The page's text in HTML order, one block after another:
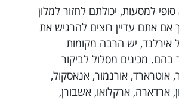
למסעות, יכולתם לחזור למלון
אם אתם עדיין רוצים להרגיש את
אירלנד, יש הרבה מקומות
מכינים מסלול לביקור
אוטרארד, אורנמור, אנאסקול,
ארדארה, ארקלואו, אשבורן,